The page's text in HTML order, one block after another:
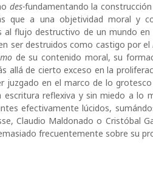
des-fundamentando la
que a una objetividad moral y
al flujo destructivo de un mundo
ser destruidos como castigo por el
de su contenido moral, su
allá de cierto exceso en la
juzgado en el marco de lo
reflexiva y sin miedo a lo
efectivamente lúcidos,
Claudio Maldonado o Cristóbal
demasiado frecuentemente